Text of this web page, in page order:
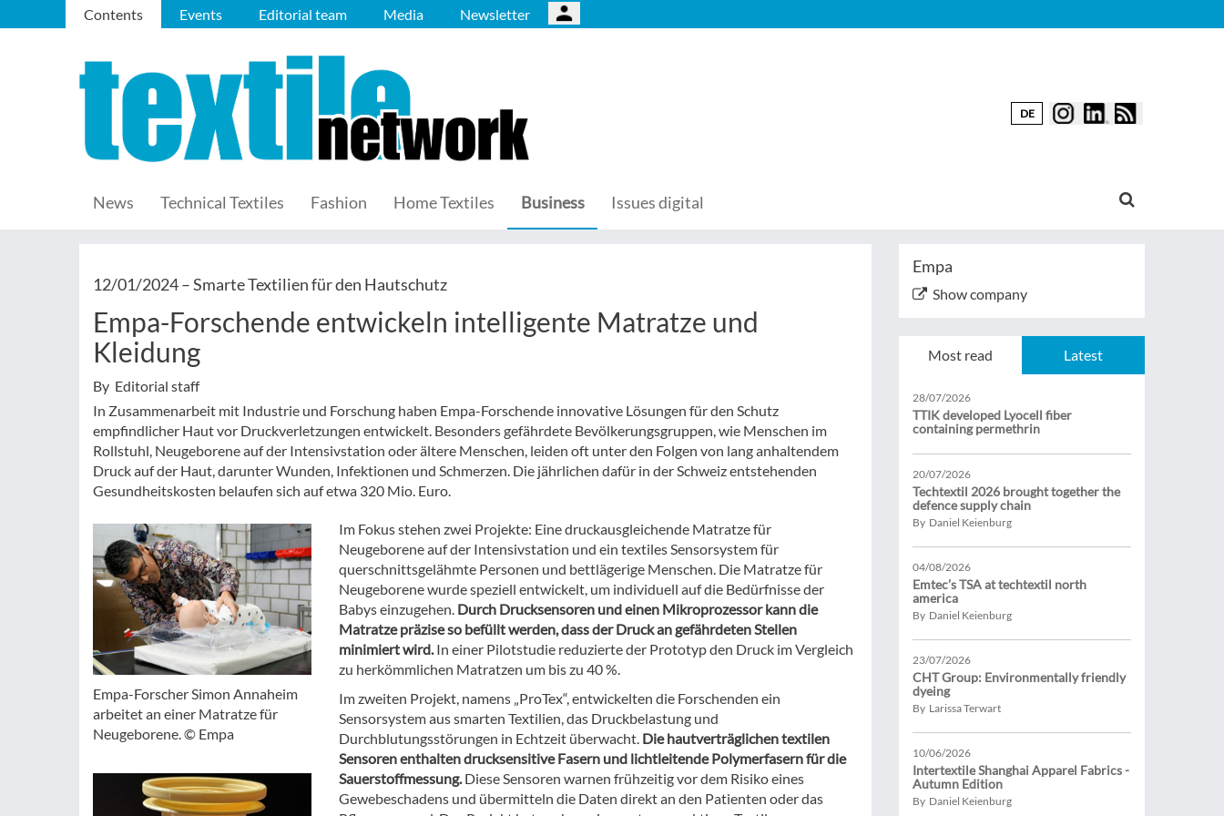
Contents Events Editorial team Media Newsletter
DE
News Technical Textiles Fashion Home Textiles Business Issues digital
12/01/2024 –Smarte Textilien für den Hautschutz
Empa-Forschende entwickeln intelligente Matratze und
Kleidung
By Editorial staff
In Zusammenarbeit mit Industrie und Forschung haben Empa-Forschende innovative Lösungen für den Schutz
empfindlicher Haut vor Druckverletzungen entwickelt. Besonders gefährdete Bevölkerungsgruppen, wie Menschen im
Rollstuhl, Neugeborene auf der Intensivstation oder ältere Menschen, leiden oft unter den Folgen von lang anhaltendem
Druck auf der Haut, darunter Wunden, Infektionen und Schmerzen. Die jährlichen dafür in der Schweiz entstehenden
Gesundheitskosten belaufen sich auf etwa 320 Mio. Euro.
Empa-Forscher Simon Annaheim
arbeitet an einer Matratze für
Neugeborene. © Empa
Im Fokus stehen zwei Projekte: Eine druckausgleichende Matratze für
Neugeborene auf der Intensivstation und ein textiles Sensorsystem für
querschnittsgelähmte Personen und bettlägerige Menschen. Die Matratze für
Neugeborene wurde speziell entwickelt, um individuell auf die Bedürfnisse der
Babys einzugehen. Durch Drucksensoren und einen Mikroprozessor kann die
Matratze präzise so befüllt werden, dass der Druck an gefährdeten Stellen
minimiert wird.In einer Pilotstudie reduzierte der Prototyp den Druck im Vergleich
zu herkömmlichen Matratzen um bis zu 40 %.
Im zweiten Projekt, namens „ProTex“, entwickelten die Forschenden ein
Sensorsystem aus smarten Textilien, das Druckbelastung und
Durchblutungsstörungen in Echtzeit überwacht. Die hautverträglichen textilen
Sensoren enthalten drucksensitive Fasern und lichtleitende Polymerfasern für die
Sauerstoffmessung.Diese Sensoren warnen frühzeitig vor dem Risiko eines
Gewebeschadens und übermitteln die Daten direkt an den Patienten oder das
Empa
Show company
Most read Latest
28/07/2026
TTIK developed Lyocell fiber
containing permethrin
20/07/2026
Techtextil 2026 brought together the
defence supply chain
By Daniel Keienburg
04/08/2026
Emtec’s TSA at techtextil north
america
By Daniel Keienburg
23/07/2026
CHT Group: Environmentally friendly
dyeing
By Larissa Terwart
10/06/2026
Intertextile Shanghai Apparel Fabrics -
Autumn Edition
By Daniel Keienburg